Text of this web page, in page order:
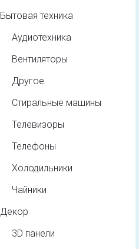
Бытовая техника
Аудиотехника
Вентиляторы
Другое
Стиральные машины
Телевизоры
Телефоны
Холодильники
Чайники
Декор
3D панели